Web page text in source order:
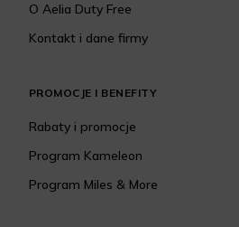
O Aelia Duty Free
Kontakt i dane firmy
PROMOCJE I BENEFITY
Rabaty i promocje
Program Kameleon
Program Miles & More